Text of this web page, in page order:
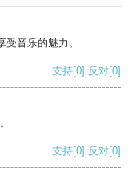
音乐的魅力。
支持[0] 反对[0]
支持[0] 反对[0]